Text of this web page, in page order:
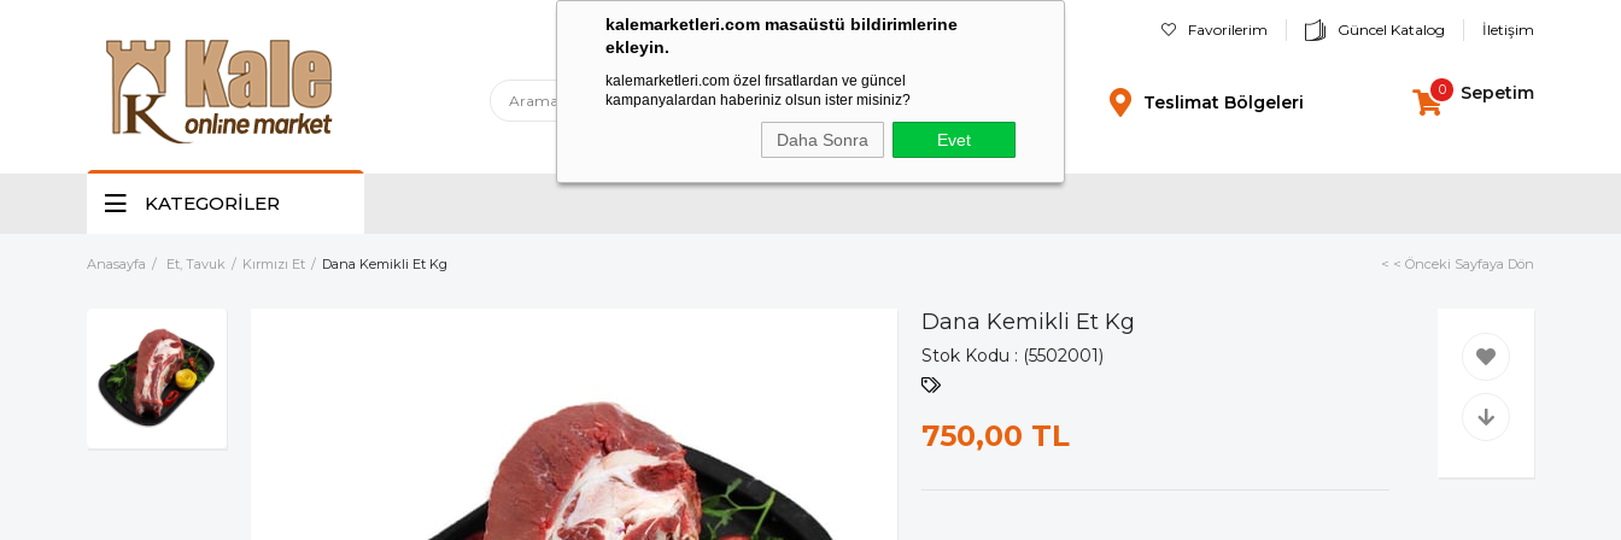
kalemarketleri.com masaüstü bildirimlerine
ekleyin.
kalemarketleri.com özel fırsatlardan ve güncel
kampanyalardan haberiniz olsun ister misiniz?
Daha Sonra Evet
Favorilerim Güncel Katalog İletişim
Sepetim
0
Teslimat Bölgeleri
KATEGORİLER
Anasayfa Et, Tavuk Kırmızı Et Dana Kemikli Et Kg < < Önceki Sayfaya Dön
Dana Kemikli Et Kg
Stok Kodu (5502001)
750,00 TL